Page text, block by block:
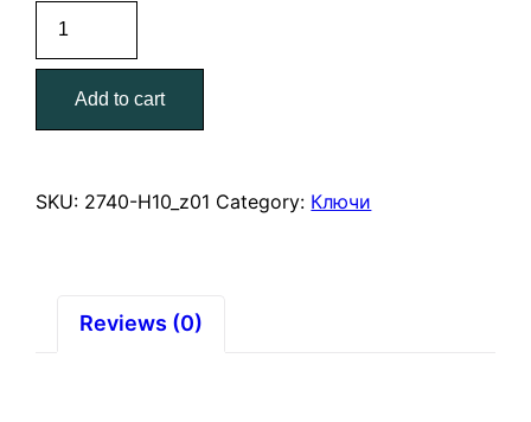
имбусовых
ключей,
короткие,
Cr-
чехол,
предметов,STAYER
Add to cart
SKU: 2740-Н10_z01 Category: Ключи
Reviews (0)